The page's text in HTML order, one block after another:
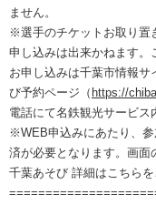
ません。
※選手のチケットお取り置
申し込みは出来かねます。
お申し込みは千葉市情報
び予約ページ（ https://
電話にて名鉄観光サービス
※WEB申込みにあたり、
済が必要となります。画面
千葉あそび 詳細はこちら